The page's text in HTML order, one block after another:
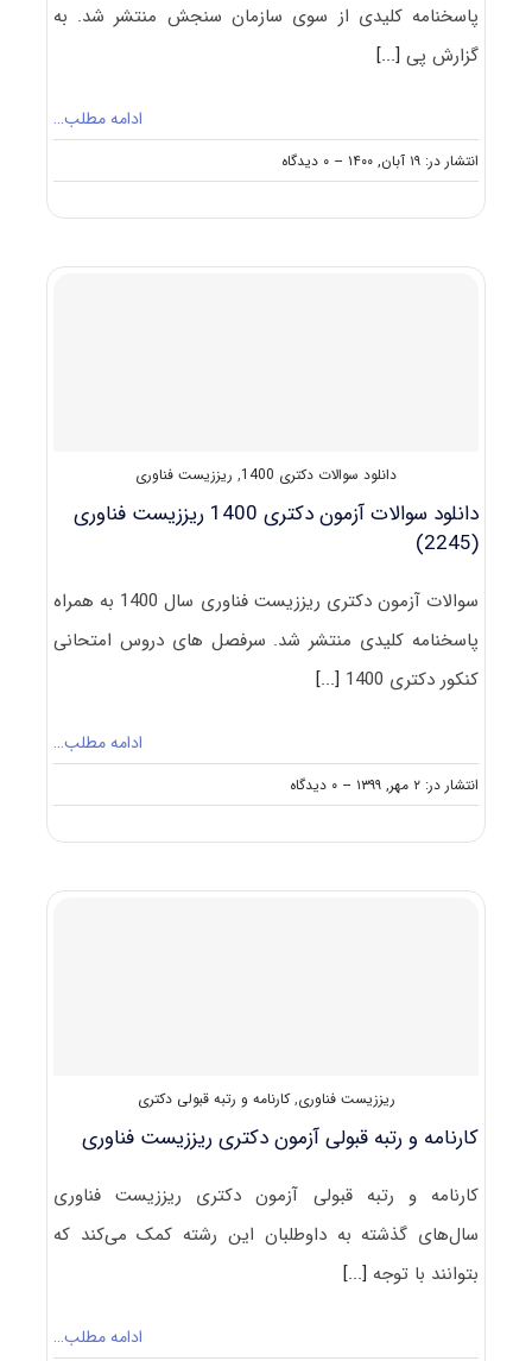
پاسخنامه کلیدی از سوی سازمان سنجش منتشر شد. به
گزارش پی[...]
ادامه مطلب…
انتشار در: ۱۹ آبان, ۱۴۰۰ -- ۰ دیدگاه
on
دانلود
آزمون
دانلود سوالات دکتری 1400 , ریززیست فناوری
دانلود سوالات آزمون دکتری 1400 ریززیست فناوری
(2245)
سوالات آزمون دکتری ریززیست فناوری سال 1400 به همراه
پاسخنامه کلیدی منتشر شد. سرفصل های دروس امتحانی
کنکور دکتری 1400
[...]
ادامه مطلب…
انتشار در: ۲ مهر, ۱۳۹۹ -- ۰ دیدگاه
on
دانلود
۱۴۰۰
ریززیست فناوری,کارنامه و رتبه قبولی دکتری
کارنامه و رتبه قبولی آزمون دکتری ریززیست فناوری
کارنامه و رتبه قبولی آزمون دکتری ریززیست فناوری
سال‌های گذشته به داوطلبان این رشته کمک می‌کند که
بتوانند با توجه [...]
ادامه مطلب…